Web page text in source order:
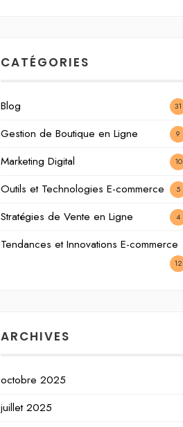
CATÉGORIES
Blog 31
Gestion de Boutique en Ligne 9
Marketing Digital 10
Outils et Technologies E-commerce 5
Stratégies de Vente en Ligne 4
Tendances et Innovations E-commerce
12
ARCHIVES
octobre 2025
juillet 2025